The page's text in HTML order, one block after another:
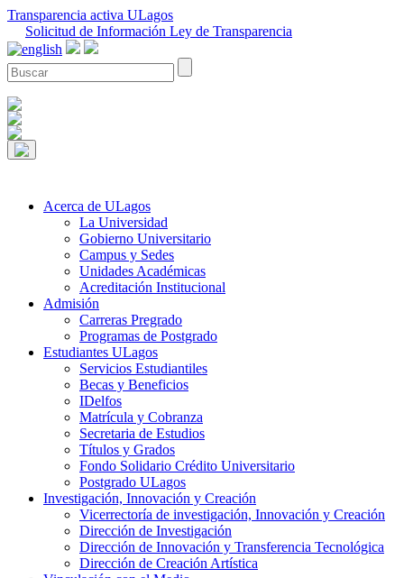
Transparencia activa ULagos
Solicitud de Información Ley de Transparencia
Acerca de ULagos
La Universidad
Gobierno Universitario
Campus y Sedes
Unidades Académicas
Acreditación Institucional
Admisión
Carreras Pregrado
Programas de Postgrado
Estudiantes ULagos
Servicios Estudiantiles
Becas y Beneficios
IDelfos
Matrícula y Cobranza
Secretaria de Estudios
Títulos y Grados
Fondo Solidario Crédito Universitario
Postgrado ULagos
Investigación, Innovación y Creación
Vicerrectoría de investigación, Innovación y Creación
Dirección de Investigación
Dirección de Innovación y Transferencia Tecnológica
Dirección de Creación Artística